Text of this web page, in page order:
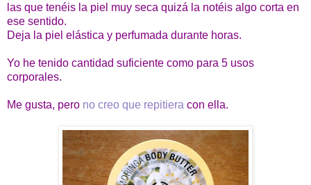
las que tenéis la piel muy seca quizá la notéis algo corta en
ese sentido.
Deja la piel elástica y perfumada durante horas.
Yo he tenido cantidad suficiente como para 5 usos
corporales.
Me gusta, pero no creo que repitiera con ella.